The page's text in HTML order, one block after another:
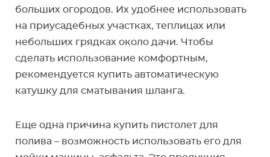
больших огородов. Их удобнее использовать
на приусадебных участках, теплицах или
небольших грядках около дачи. Чтобы
сделать использование комфортным,
рекомендуется купить автоматическую
катушку для сматывания шланга.
Еще одна причина купить пистолет для
полива – возможность использовать его для